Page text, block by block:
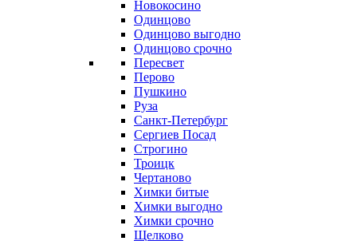
Новокосино
Одинцово
Одинцово выгодно
Одинцово срочно
Пересвет
Перово
Пушкино
Руза
Санкт-Петербург
Сергиев Посад
Строгино
Троицк
Чертаново
Химки битые
Химки выгодно
Химки срочно
Щелково